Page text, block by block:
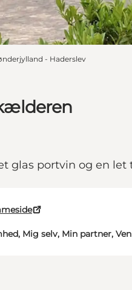
glas portvin og en
Mig selv, Min partner,
- Haderslev